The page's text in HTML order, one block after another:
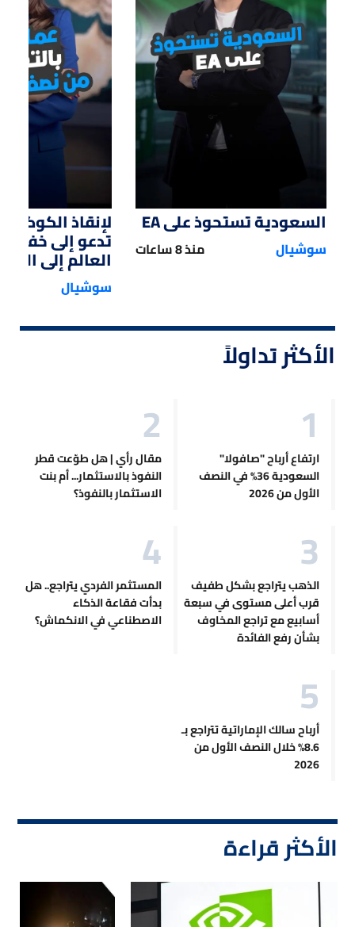
01:12
السعودية تستحوذ على EA
سوشيال منذ 8 ساعات
لإنقاذ
تدعو إلى
العالم إلى
سوشيال
الأكثر تداولاً
ارتفاع أرباح "صافولا"
السعودية 36% في النصف
الأول من 2026
مقال رأي | هل طوّعت قطر
النفوذ بالاستثمار... أم بنت
الاستثمار بالنفوذ؟
الذهب يتراجع بشكل طفيف
قرب أعلى مستوى في سبعة
أسابيع مع تراجع المخاوف
بشأن رفع الفائدة
المستثمر الفردي يتراجع.. هل
بدأت فقاعة الذكاء
الاصطناعي في الانكماش؟
أرباح سالك الإماراتية تتراجع بـ
8.6% خلال النصف الأول من
2026
الأكثر قراءة